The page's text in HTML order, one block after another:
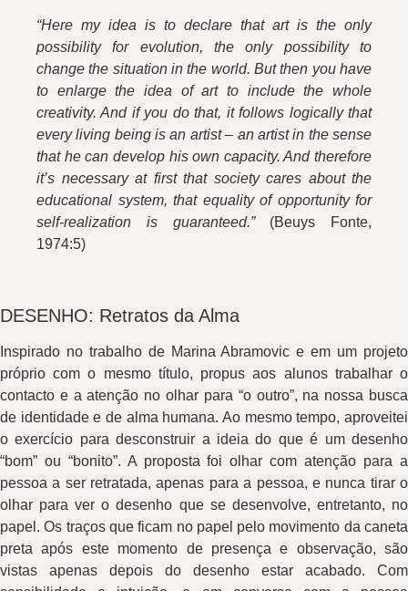
“Here my idea is to declare that art is the only
possibility for evolution, the only possibility to
change the situation in the world. But then you have
to enlarge the idea of art to include the whole
creativity. And if you do that, it follows logically that
every living being is an artist – an artist in the sense
that he can develop his own capacity. And therefore
it’s necessary at first that society cares about the
educational system, that equality of opportunity for
self-realization is guaranteed.” (Beuys Fonte,
1974:5)
DESENHO: Retratos da Alma
Inspirado no trabalho de Marina Abramovic e em um projeto
próprio com o mesmo título, propus aos alunos trabalhar o
contacto e a atenção no olhar para “o outro”, na nossa busca
de identidade e de alma humana. Ao mesmo tempo, aproveitei
o exercício para desconstruir a ideia do que é um desenho
“bom” ou “bonito”. A proposta foi olhar com atenção para a
pessoa a ser retratada, apenas para a pessoa, e nunca tirar o
olhar para ver o desenho que se desenvolve, entretanto, no
papel. Os traços que ficam no papel pelo movimento da caneta
preta após este momento de presença e observação, são
vistas apenas depois do desenho estar acabado. Com